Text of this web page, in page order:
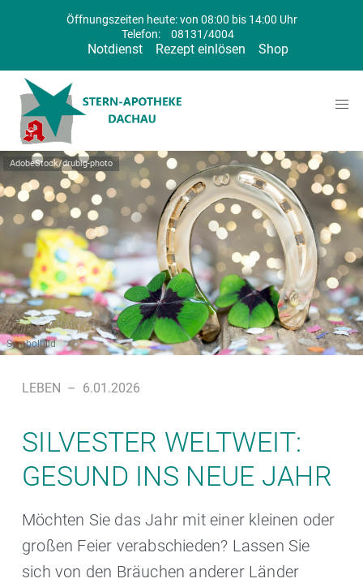
Öffnungszeiten heute: von 08:00 bis 14:00 Uhr
Telefon:
08131/4004
Notdienst Rezept einlösen Shop
AdobeStock/drubig-photo
Symbolbild
LEBEN – 6.01.2026
SILVESTER WELTWEIT:
GESUND INS NEUE JAHR
Möchten Sie das Jahr mit einer kleinen oder
großen Feier verabschieden? Lassen Sie
sich von den Bräuchen anderer Länder